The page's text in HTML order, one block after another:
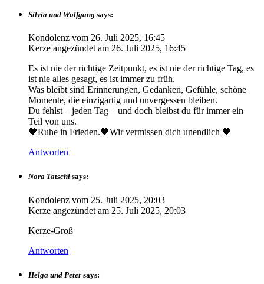
Silvia und Wolfgang says:
Kondolenz vom 26. Juli 2025, 16:45
Kerze angezündet am 26. Juli 2025, 16:45
Es ist nie der richtige Zeitpunkt, es ist nie der richtige Tag, es
ist nie alles gesagt, es ist immer zu früh.
Was bleibt sind Erinnerungen, Gedanken, Gefühle, schöne
Momente, die einzigartig und unvergessen bleiben.
Du fehlst – jeden Tag – und doch bleibst du für immer ein
Teil von uns.
🖤Ruhe in Frieden.🖤Wir vermissen dich unendlich 🖤
Antworten
Nora Tatschl says:
Kondolenz vom 25. Juli 2025, 20:03
Kerze angezündet am 25. Juli 2025, 20:03
Kerze-Groß
Antworten
Helga und Peter says: